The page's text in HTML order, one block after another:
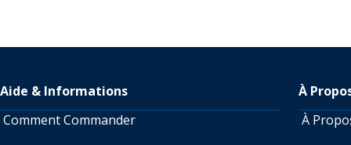
Aide & Informations
Comment Commander
À
À